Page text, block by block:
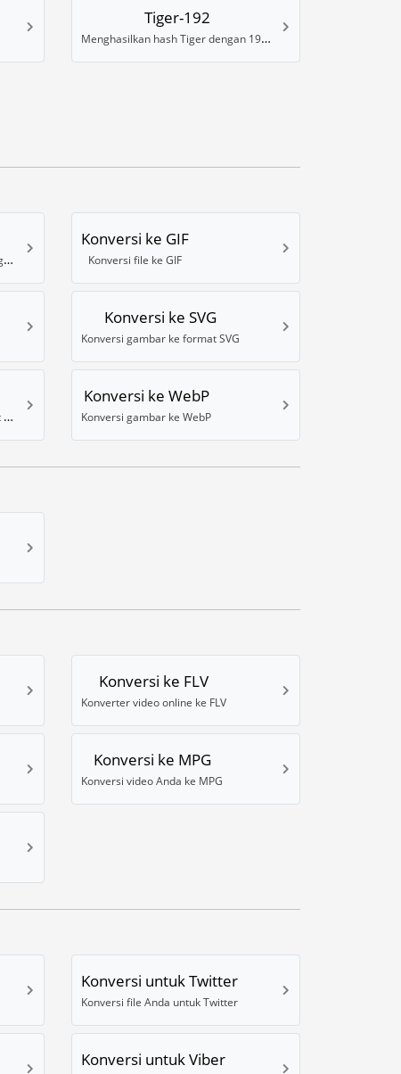
Tiger-192
Menghasilkan hash Tiger dengan 192 Bits
Mengonversi gambar ke format High dynamic-range (HDR) .EXR
Konversi ke GIF
Konversi file ke GIF
Konversi ke SVG
Konversi gambar ke format SVG
Konversi gambar ke WBMP (format seluler)
Konversi ke WebP
Konversi gambar ke WebP
Konversi ke FLV
Konverter video online ke FLV
Konversi ke MPG
Konversi video Anda ke MPG
Konversi untuk Twitter
Konversi file Anda untuk Twitter
Konversi untuk Viber